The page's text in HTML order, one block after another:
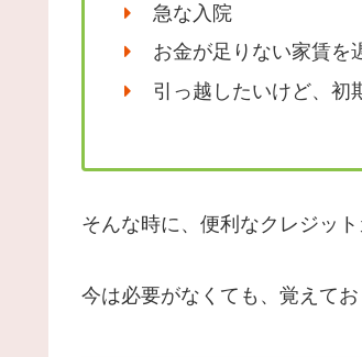
急な入院
お金が足りない家賃を
引っ越したいけど、初
そんな時に、便利なクレジッ
今は必要がなくても、覚えて